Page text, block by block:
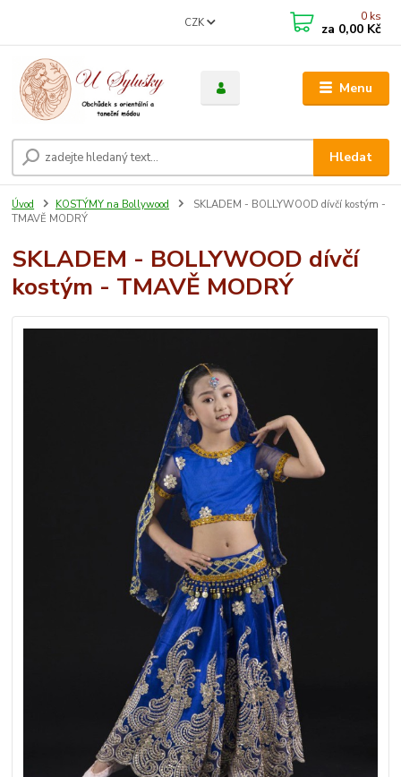
Menu
CZK
Hledat
0 ks
za 0,00 Kč
Úvod KOSTÝMY na Bollywood
SKLADEM - BOLLYWOOD dívčí kostým -
TMAVĚ MODRÝ
SKLADEM - BOLLYWOOD dívčí
kostým - TMAVĚ MODRÝ